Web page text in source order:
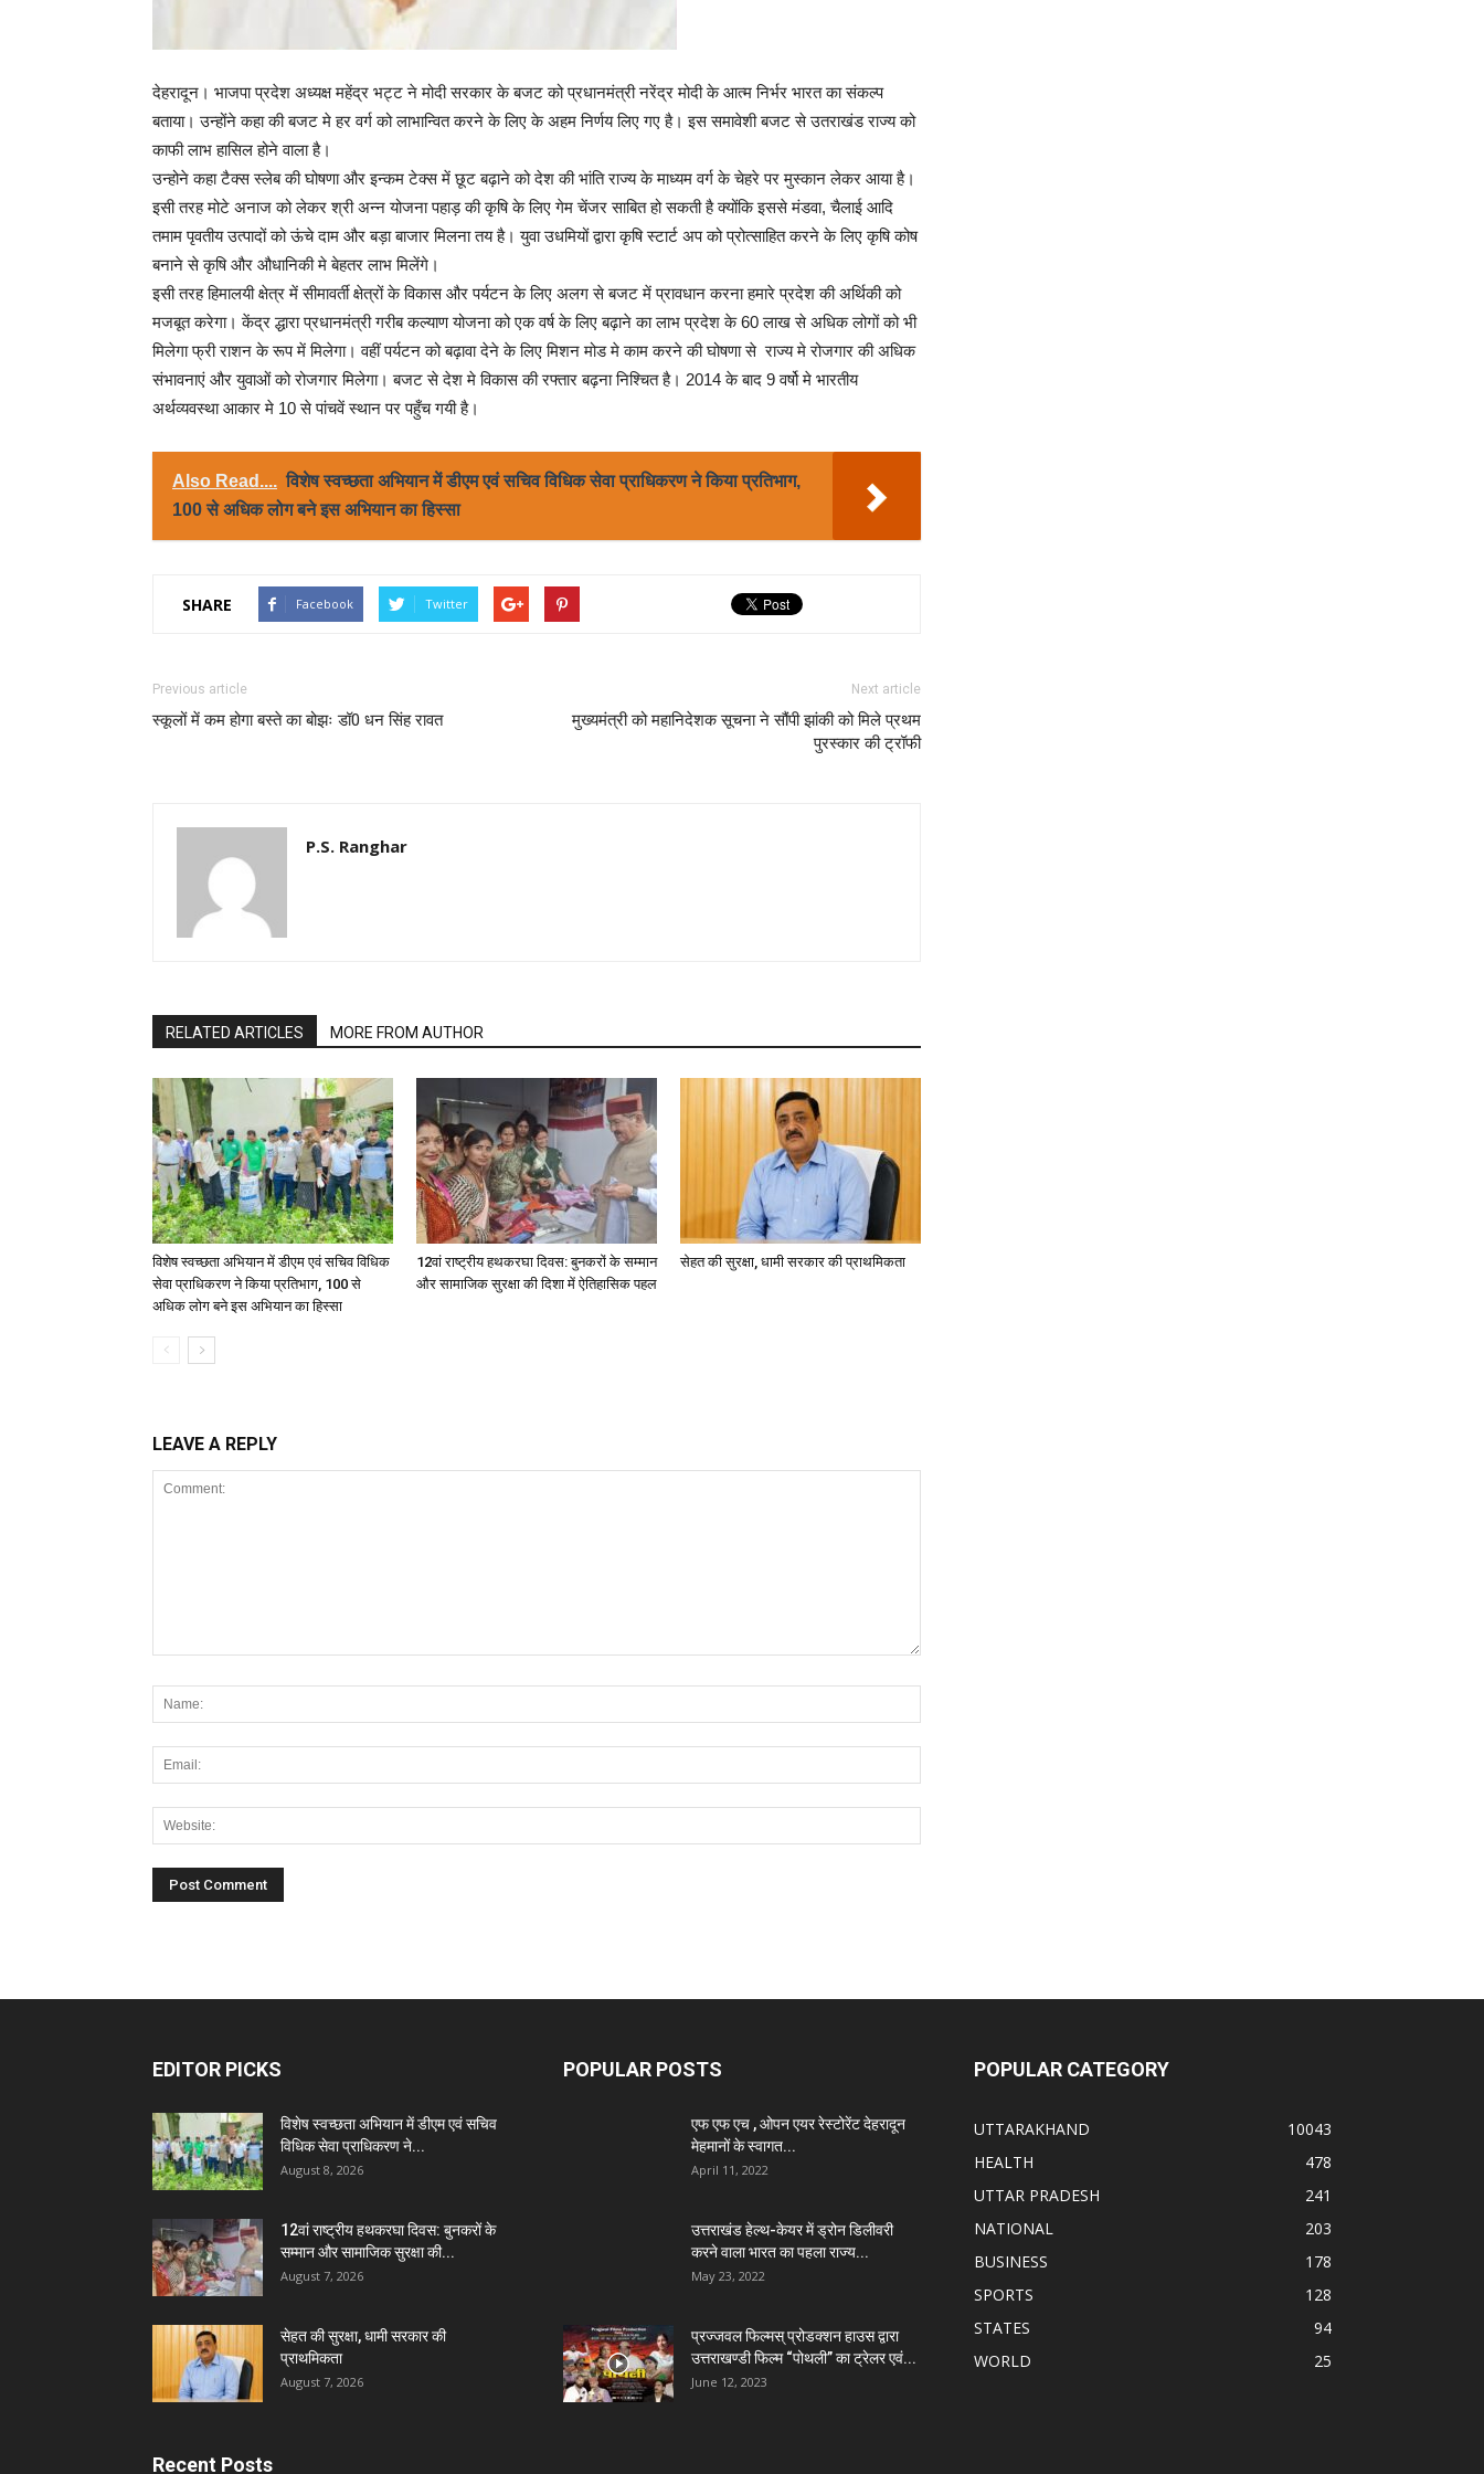
देहरादून। भाजपा प्रदेश अध्यक्ष महेंद्र भट्ट ने मोदी सरकार के बजट को प्रधानमंत्री नरेंद्र मोदी के आत्म निर्भर भारत का संकल्प
बताया। उन्होंने कहा की बजट मे हर वर्ग को लाभान्वित करने के लिए के अहम निर्णय लिए गए है। इस समावेशी बजट से उतराखंड राज्य को
काफी लाभ हासिल होने वाला है।
उन्होने कहा टैक्स स्लेब की घोषणा और इन्कम टेक्स में छूट बढ़ाने को देश की भांति राज्य के माध्यम वर्ग के चेहरे पर मुस्कान लेकर आया है।
इसी तरह मोटे अनाज को लेकर श्री अन्न योजना पहाड़ की कृषि के लिए गेम चेंजर साबित हो सकती है क्योंकि इससे मंडवा, चैलाई आदि
तमाम पृवतीय उत्पादों को ऊंचे दाम और बड़ा बाजार मिलना तय है। युवा उधमियों द्वारा कृषि स्टार्ट अप को प्रोत्साहित करने के लिए कृषि कोष
बनाने से कृषि और औधानिकी मे बेहतर लाभ मिलेंगे।
इसी तरह हिमालयी क्षेत्र में सीमावर्ती क्षेत्रों के विकास और पर्यटन के लिए अलग से बजट में प्रावधान करना हमारे प्रदेश की अर्थिकी को
मजबूत करेगा। केंद्र द्धारा प्रधानमंत्री गरीब कल्याण योजना को एक वर्ष के लिए बढ़ाने का लाभ प्रदेश के 60 लाख से अधिक लोगों को भी
मिलेगा फ्री राशन के रूप में मिलेगा। वहीं पर्यटन को बढ़ावा देने के लिए मिशन मोड मे काम करने की घोषणा से राज्य मे रोजगार की अधिक
संभावनाएं और युवाओं को रोजगार मिलेगा। बजट से देश मे विकास की रफ्तार बढ़ना निश्चित है। 2014 के बाद 9 वर्षो मे भारतीय
अर्थव्यवस्था आकार मे 10 से पांचवें स्थान पर पहुँच गयी है।
Also Read.... विशेष स्वच्छता अभियान में डीएम एवं सचिव विधिक सेवा प्राधिकरण ने किया प्रतिभाग,
100 से अधिक लोग बने इस अभियान का हिस्सा
SHARE Facebook Twitter
Previous article
स्कूलों में कम होगा बस्ते का बोझः डॉ0 धन सिंह रावत
Next article
मुख्यमंत्री को महानिदेशक सूचना ने सौंपी झांकी को मिले प्रथम
पुरस्कार की ट्रॉफी
P.S. Ranghar
RELATED ARTICLES MORE FROM AUTHOR
विशेष स्वच्छता अभियान में डीएम एवं सचिव विधिक
सेवा प्राधिकरण ने किया प्रतिभाग, 100 से
अधिक लोग बने इस अभियान का हिस्सा
12वां राष्ट्रीय हथकरघा दिवस: बुनकरों के सम्मान
और सामाजिक सुरक्षा की दिशा में ऐतिहासिक पहल
सेहत की सुरक्षा, धामी सरकार की प्राथमिकता
LEAVE A REPLY
EDITOR PICKS
विशेष स्वच्छता अभियान में डीएम एवं सचिव
विधिक सेवा प्राधिकरण ने...
August 8, 2026
12वां राष्ट्रीय हथकरघा दिवस: बुनकरों के
सम्मान और सामाजिक सुरक्षा की...
August 7, 2026
सेहत की सुरक्षा, धामी सरकार की
प्राथमिकता
August 7, 2026
Recent Posts
POPULAR POSTS
एफ एफ एच , ओपन एयर रेस्टोरेंट देहरादून
मेहमानों के स्वागत...
April 11, 2022
उत्तराखंड हेल्थ-केयर में ड्रोन डिलीवरी
करने वाला भारत का पहला राज्य...
May 23, 2022
प्रज्जवल फिल्मस् प्रोडक्शन हाउस द्वारा
उत्तराखण्डी फिल्म “पोथली” का ट्रेलर एवं...
June 12, 2023
POPULAR CATEGORY
UTTARAKHAND
10043
HEALTH
478
UTTAR PRADESH
241
NATIONAL
203
BUSINESS
178
SPORTS
128
STATES
94
WORLD
25